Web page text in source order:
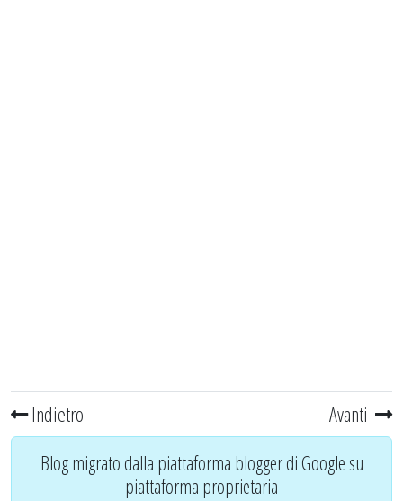
Indietro Avanti
Blog migrato dalla piattaforma blogger di Google su
piattaforma proprietaria